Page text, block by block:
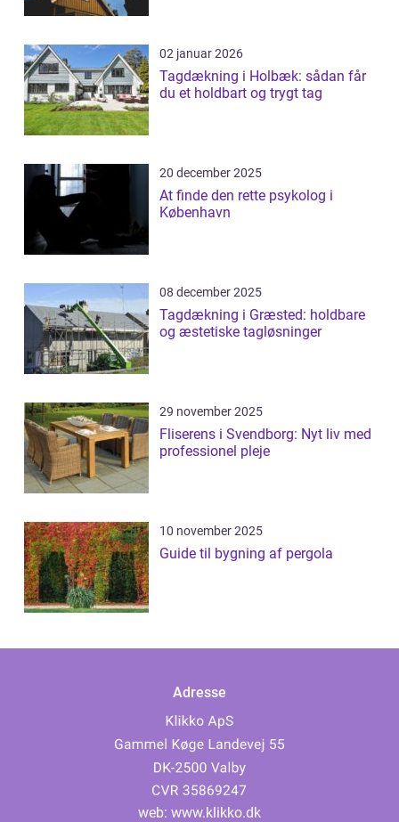
02 januar 2026
Tagdækning i Holbæk: sådan får
du et holdbart og trygt tag
20 december 2025
At finde den rette psykolog i
København
08 december 2025
Tagdækning i Græsted: holdbare
og æstetiske tagløsninger
29 november 2025
Fliserens i Svendborg: Nyt liv med
professionel pleje
10 november 2025
Guide til bygning af pergola
Adresse
web: www.klikko.dk